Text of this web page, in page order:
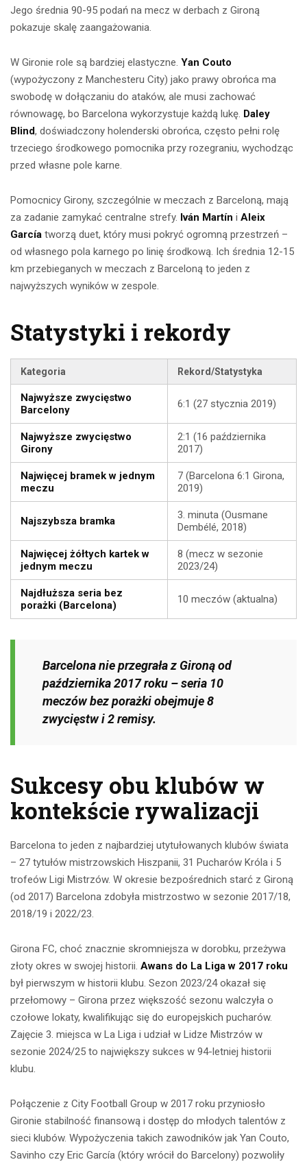
Jego średnia 90-95 podań na mecz w derbach z Gironą
pokazuje skalę zaangażowania.
W Gironie role są bardziej elastyczne. Yan Couto
(wypożyczony z Manchesteru City) jako prawy obrońca ma
swobodę w dołączaniu do ataków, ale musi zachować
równowagę, bo Barcelona wykorzystuje każdą lukę. Daley
Blind, doświadczony holenderski obrońca, często pełni rolę
trzeciego środkowego pomocnika przy rozegraniu, wychodząc
przed własne pole karne.
Pomocnicy Girony, szczególnie w meczach z Barceloną, mają
za zadanie zamykać centralne strefy. Iván Martín i Aleix
García tworzą duet, który musi pokryć ogromną przestrzeń –
od własnego pola karnego po linię środkową. Ich średnia 12-15
km przebieganych w meczach z Barceloną to jeden z
najwyższych wyników w zespole.
Statystyki i rekordy
Kategoria Rekord/Statystyka
Najwyższe zwycięstwo
Barcelony
6:1 (27 stycznia 2019)
Najwyższe zwycięstwo
Girony
2:1 (16 października
2017)
Najwięcej bramek w jednym
meczu
7 (Barcelona 6:1 Girona,
2019)
Najszybsza bramka
3. minuta (Ousmane
Dembélé, 2018)
Najwięcej żółtych kartek w
jednym meczu
8 (mecz w sezonie
2023/24)
Najdłuższa seria bez
porażki (Barcelona)
10 meczów (aktualna)
Barcelona nie przegrała z Gironą od
października 2017 roku – seria 10
meczów bez porażki obejmuje 8
zwycięstw i 2 remisy.
Sukcesy obu klubów w
kontekście rywalizacji
Barcelona to jeden z najbardziej utytułowanych klubów świata
– 27 tytułów mistrzowskich Hiszpanii, 31 Pucharów Króla i 5
trofeów Ligi Mistrzów. W okresie bezpośrednich starć z Gironą
(od 2017) Barcelona zdobyła mistrzostwo w sezonie 2017/18,
2018/19 i 2022/23.
Girona FC, choć znacznie skromniejsza w dorobku, przeżywa
złoty okres w swojej historii. Awans do La Liga w 2017 roku
był pierwszym w historii klubu. Sezon 2023/24 okazał się
przełomowy – Girona przez większość sezonu walczyła o
czołowe lokaty, kwalifikując się do europejskich pucharów.
Zajęcie 3. miejsca w La Liga i udział w Lidze Mistrzów w
sezonie 2024/25 to największy sukces w 94-letniej historii
klubu.
Połączenie z City Football Group w 2017 roku przyniosło
Gironie stabilność finansową i dostęp do młodych talentów z
sieci klubów. Wypożyczenia takich zawodników jak Yan Couto,
Savinho czy Eric García (który wrócił do Barcelony) pozwoliły